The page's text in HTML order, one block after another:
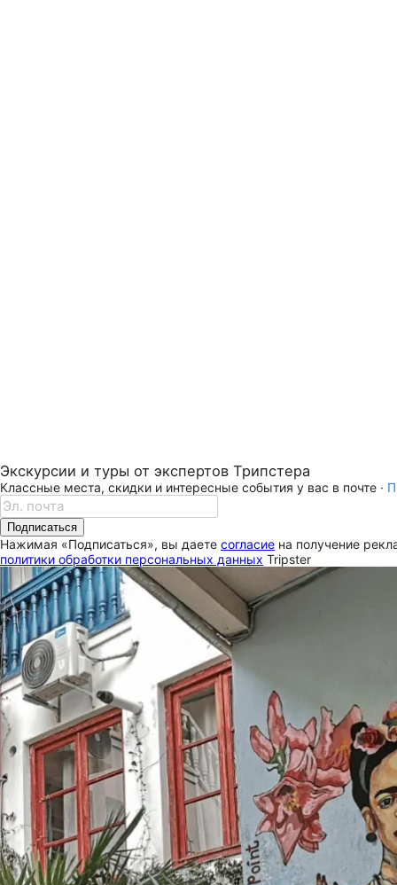
Экскурсии и туры от экспертов Трипстера
Классные места, скидки и интересные события у вас в почте ·
Подписаться
Нажимая «Подписаться», вы даете согласие на получение
политики обработки персональных данных Tripster